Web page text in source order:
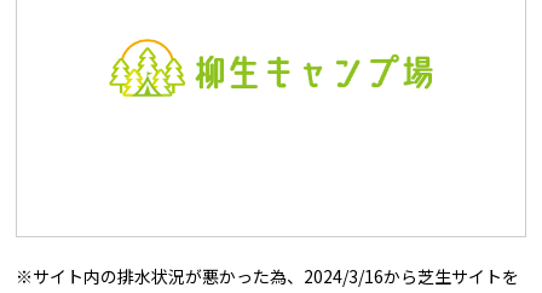
※サイト内の排水状況が悪かった為、2024/3/16から芝生サイトを